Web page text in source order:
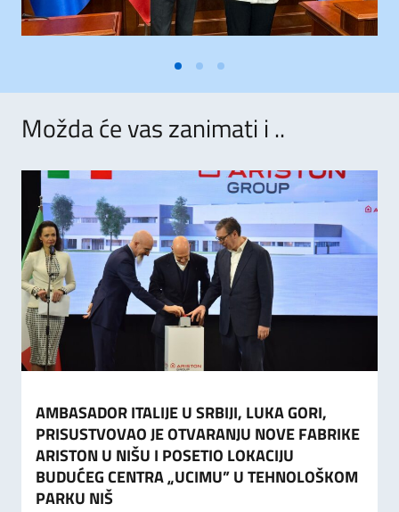
Možda će vas zanimati i ..
AMBASADOR ITALIJE U SRBIJI, LUKA GORI,
PRISUSTVOVAO JE OTVARANJU NOVE FABRIKE
ARISTON U NIŠU I POSETIO LOKACIJU
BUDUĆEG CENTRA „UCIMU” U TEHNOLOŠKOM
PARKU NIŠ